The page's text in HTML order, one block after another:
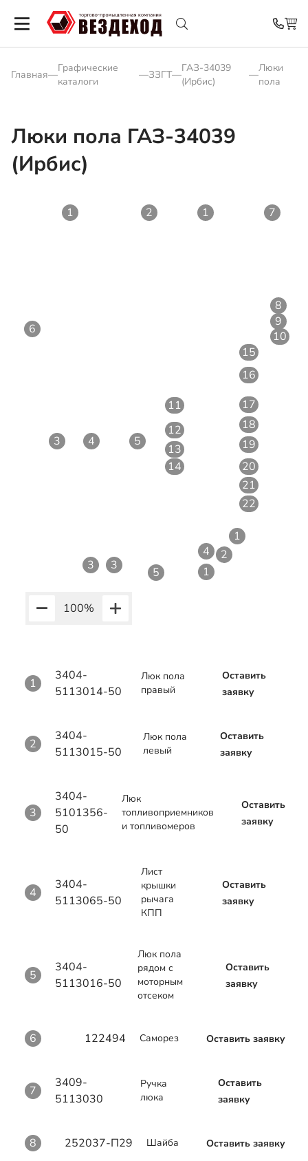
Главная—
Графические
каталоги
—ЗЗГТ—
ГАЗ-34039
(Ирбис)
—
Люки
пола
Люки пола ГАЗ-34039
(Ирбис)
1 1
1
1
2
2
3
3
3
4
4
5
5
6
7
8
9
10
11
12
13
14
15
16
17
18
19
20
21
22
100%
1
3404-
5113014-50
Люк пола
правый
Оставить
заявку
2
3404-
5113015-50
Люк пола
левый
Оставить
заявку
3
3404-
5101356-
50
Люк
топливоприемников
и топливомеров
Оставить
заявку
4
3404-
5113065-50
Лист
крышки
рычага
КПП
Оставить
заявку
5
3404-
5113016-50
Люк пола
рядом с
моторным
отсеком
Оставить
заявку
6 122494 Саморез Оставить заявку
7
3409-
5113030
Ручка
люка
Оставить
заявку
8 252037-П29 Шайба Оставить заявку